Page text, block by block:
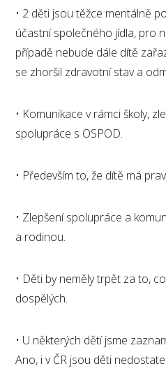
• 2 děti jsou těžce mentálně
účastní společného jídla, pro
případě nebude dále dítě
se zhoršil zdravotní stav a
• Komunikace v rámci školy,
spolupráce s OSPOD.
• Především to, že dítě má
• Zlepšení spolupráce a
a rodinou.
• Děti by neměly trpět za to,
dospělých.
• U některých dětí jsme
Ano, i v ČR jsou děti